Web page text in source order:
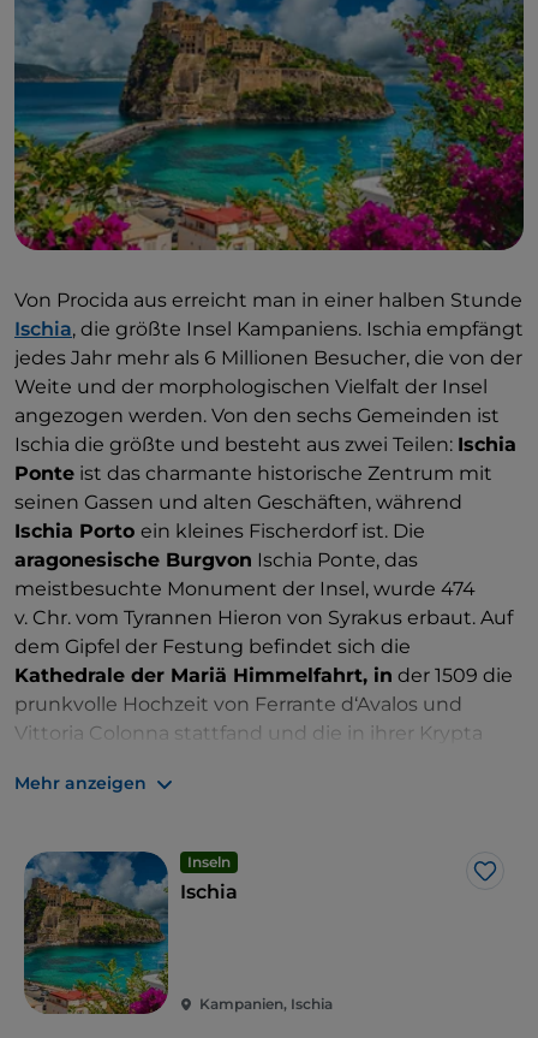
Von Procida aus erreicht man in einer halben Stunde
Ischia, die größte Insel Kampaniens. Ischia empfängt
jedes Jahr mehr als 6 Millionen Besucher, die von der
Weite und der morphologischen Vielfalt der Insel
angezogen werden. Von den sechs Gemeinden ist
Ischia die größte und besteht aus zwei Teilen: Ischia
Ponte ist das charmante historische Zentrum mit
seinen Gassen und alten Geschäften, während
Ischia Porto ein kleines Fischerdorf ist. Die
aragonesische Burgvon Ischia Ponte, das
meistbesuchte Monument der Insel, wurde 474
v. Chr. vom Tyrannen Hieron von Syrakus erbaut. Auf
dem Gipfel der Festung befindet sich die
Kathedrale der Mariä Himmelfahrt, in der 1509 die
prunkvolle Hochzeit von Ferrante d‘Avalos und
Vittoria Colonna stattfand und die in ihrer Krypta
reich an gesunden und heilsamen Quellen und
geschätzt werden.
Mehr anzeigen
Inseln
Like
Ischia
Kampanien, Ischia